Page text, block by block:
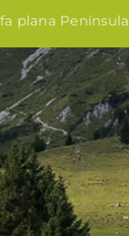
plana Península